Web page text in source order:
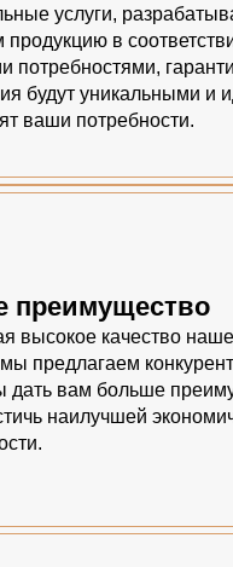
услуги,
продукцию в
потребностями,
будут уникальными и
ваши потребности.
преимущество
высокое качество
предлагаем
дать вам больше
наилучшей